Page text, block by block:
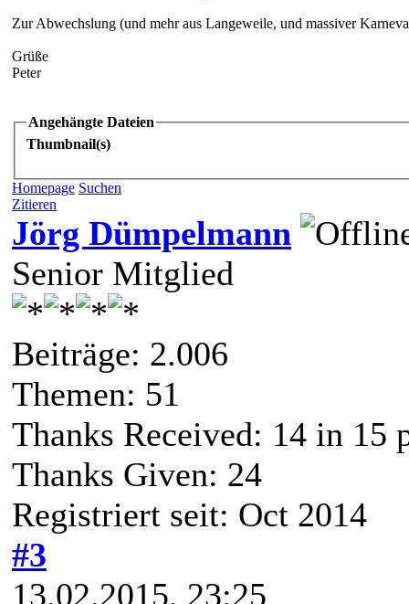
Zur Abwechslung (und mehr aus Langeweile, und massiver
Grüße
Peter
Angehängte Dateien
Thumbnail(s)
Homepage Suchen
Zitieren
Jörg Dümpelmann
Senior Mitglied
Beiträge: 2.006
Themen: 51
Thanks Received: 14 in 15
Thanks Given: 24
Registriert seit: Oct 2014
#3
13.02.2015, 23:25